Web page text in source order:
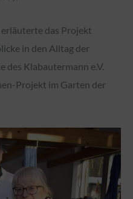
das Projekt
in den Alltag der
des Klabautermann e.V.
Projekt im Garten der